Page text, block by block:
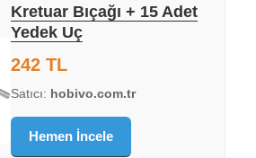
Kretuar Bıçağı + 15 Adet
Yedek Uç
242 TL
Satıcı: hobivo.com.tr
Hemen İncele